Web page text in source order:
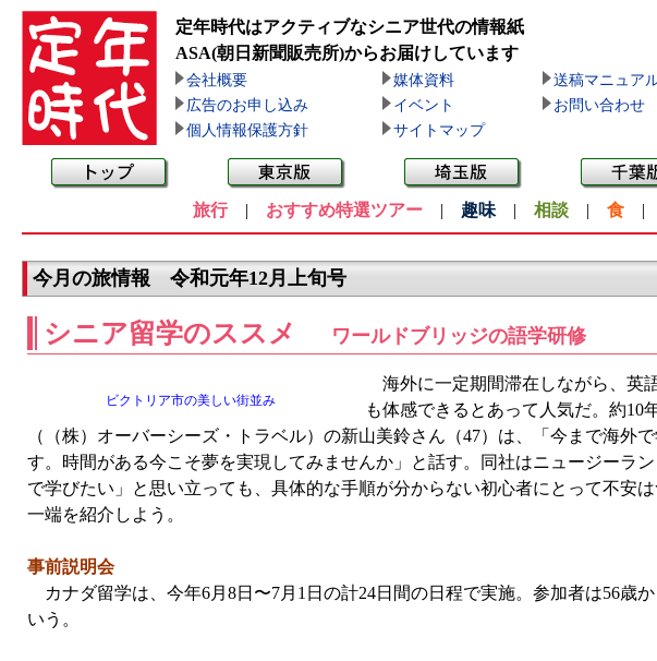
定年時代はアクティブなシニア世代の情報紙
ASA(朝日新聞販売所)からお届けしています
会社概要 媒体資料
送稿マニュア
広告のお申し込み
イベント
お問い合わせ
個人情報保護方針
サイトマップ
旅行| おすすめ特選ツアー | 趣味 | 相談 | 食 |
今月の旅情報 令和元年12月上旬号
シニア留学のススメ ワールドブリッジの語学研修
ビクトリア市の美しい街並み
海外に一定期間滞在しながら、英
も体感できるとあって人気だ。約10
（（株）オーバーシーズ・トラベル）の新山美鈴さん（47）は、「今まで海外
す。時間がある今こそ夢を実現してみませんか」と話す。同社はニュージーラ
で学びたい」と思い立っても、具体的な手順が分からない初心者にとって不安
一端を紹介しよう。
事前説明会
カナダ留学は、今年6月8日〜7月1日の計24日間の日程で実施。参加者は56歳
いう。